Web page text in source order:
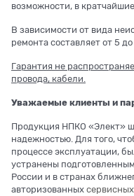
возможности, в
В зависимости от вида
ремонта составляет от 5
Гарантия не
провода, кабели.
Уважаемые клиенты и
Продукция НПКО «Элект»
надежностью. Для того,
процессе эксплуатации,
устранены
России и в странах
авторизованных